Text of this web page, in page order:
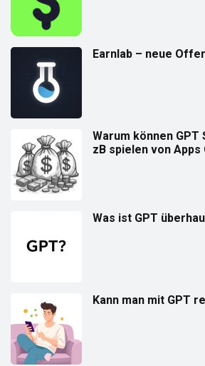
Earnlab – neue
Warum können GPT
zB spielen von Apps
Was ist GPT
Kann man mit GPT